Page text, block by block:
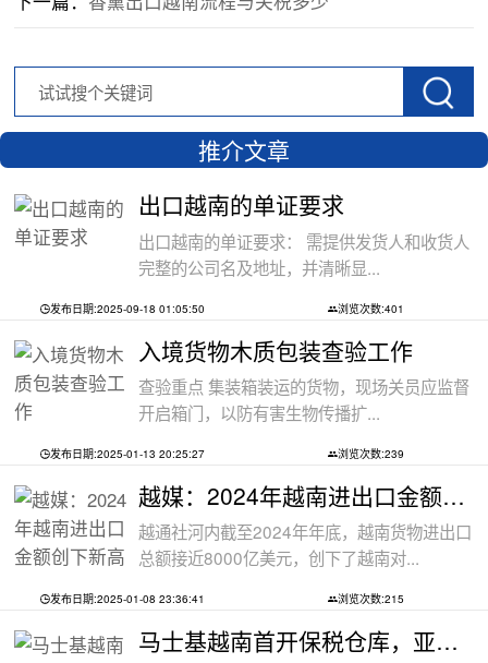
推介文章
出口越南的单证要求
出口越南的单证要求： 需提供发货人和收货人
完整的公司名及地址，并清晰显...
发布日期:2025-09-18 01:05:50 浏览次数:401
入境货物木质包装查验工作
查验重点 集装箱装运的货物，现场关员应监督
开启箱门，以防有害生物传播扩...
发布日期:2025-01-13 20:25:27 浏览次数:239
越媒：2024年越南进出口金额创下新高纪录
越通社河内截至2024年年底，越南货物进出口
总额接近8000亿美元，创下了越南对...
发布日期:2025-01-08 23:36:41 浏览次数:215
马士基越南首开保税仓库，亚马逊率先入